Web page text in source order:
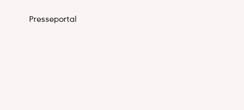
Presseportal